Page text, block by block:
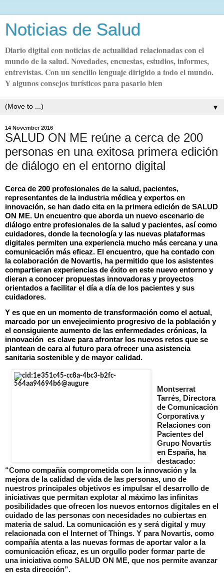
Noticias de Salud
Diario digital con noticias de actualidad relacionadas con el
mundo de la salud. Novedades, encuestas, estudios, informes,
entrevistas. Con un sencillo lenguaje dirigido a todo el mundo.
Y algunos consejos turísticos para pasarlo bien
▼
14 November 2016
SALUD ON ME reúne a cerca de 200
personas en una exitosa primera edición
de diálogo en el entorno digital
Cerca de 200 profesionales de la salud, pacientes,
representantes de la industria médica y expertos en
innovación, se han dado cita en la primera edición de SALUD
ON ME. Un encuentro que aborda un nuevo escenario de
diálogo entre profesionales de la salud y pacientes, así como
cuidadores, donde la tecnología y las nuevas plataformas
digitales permiten una experiencia mucho más cercana y una
comunicación más eficaz. El encuentro, que ha contado con
la colaboración de Novartis, ha permitido que los asistentes
compartieran experiencias de éxito en este nuevo entorno y
dieran a conocer propuestas innovadoras y proyectos
orientados a facilitar el día a día de los pacientes y sus
cuidadores.
Y es que en un momento de transformación como el actual,
marcado por un envejecimiento progresivo de la población y
el consiguiente aumento de las enfermedades crónicas, la
innovación es clave para afrontar los nuevos retos que se
plantean de cara al futuro para ofrecer una asistencia
sanitaria sostenible y de mayor calidad.
Montserrat
Tarrés, Directora
de Comunicación
Corporativa y
Relaciones con
Pacientes del
Grupo Novartis
en España, ha
destacado:
“Como compañía comprometida con la innovación y la
mejora de la calidad de vida de las personas, uno de
nuestros principales objetivos es impulsar el desarrollo de
iniciativas que permitan explotar al máximo las infinitas
posibilidades que ofrecen los nuevos entornos digitales en el
cuidado de las personas con necesidades no cubiertas en
materia de salud. La comunicación es y será digital y muy
relacionada con el Internet of Things. Y para Novartis, como
compañía atenta a las nuevas formas de aportar valor a la
comunicación eficaz, es un orgullo poder formar parte de
una iniciativa como SALUD ON ME, que nos permite avanzar
en esta dirección”.